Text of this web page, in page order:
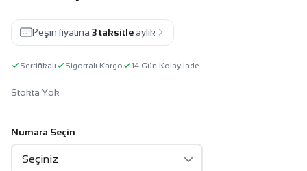
Peşin fiyatına 3 taksitle aylık
Sertifikalı Sigortalı Kargo 14 Gün Kolay İade
Stokta Yok
Numara Seçin